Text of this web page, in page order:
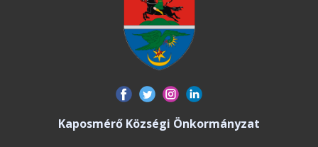
Kaposmérő Községi Önkormányzat